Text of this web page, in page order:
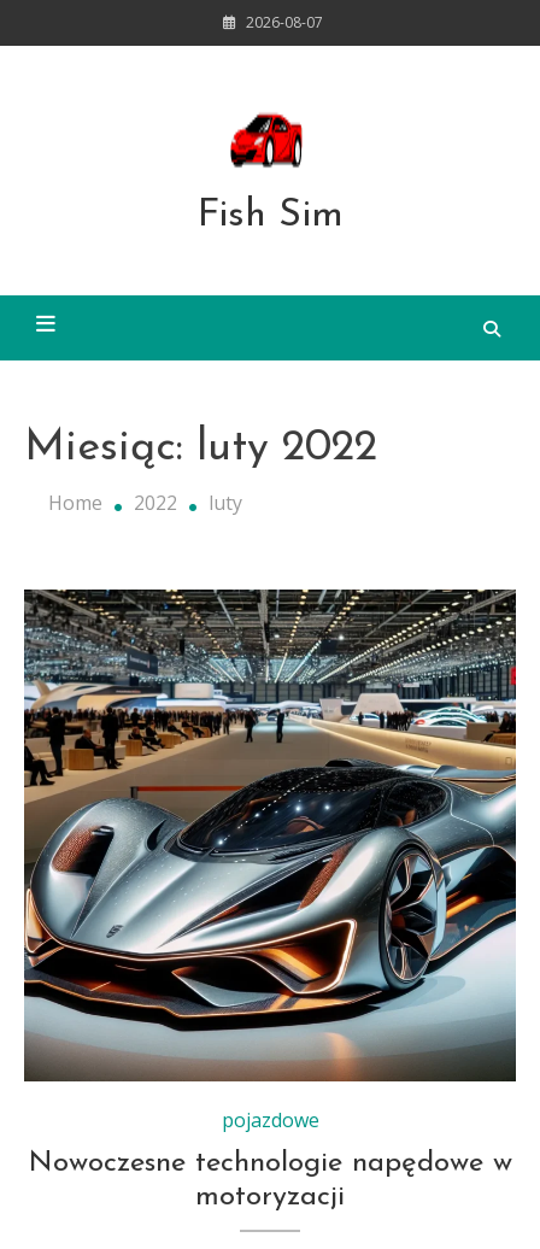
to
2026-08-07
Fish Sim
Miesiąc: luty 2022
Home 2022 luty
pojazdowe
Nowoczesne technologie napędowe w
motoryzacji